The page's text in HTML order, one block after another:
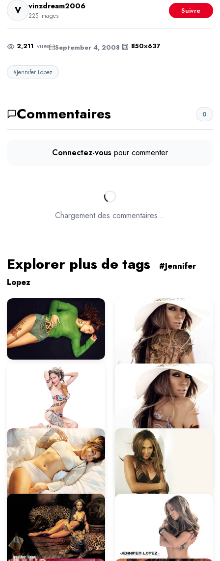
V vinzdream2006
225 images
Suivre
2,211 vues September 4, 2008 850×637
#Jennifer Lopez
Commentaires 0
Connectez-vous pour commenter
Chargement des commentaires...
Explorer plus de tags
#Jennifer
Lopez